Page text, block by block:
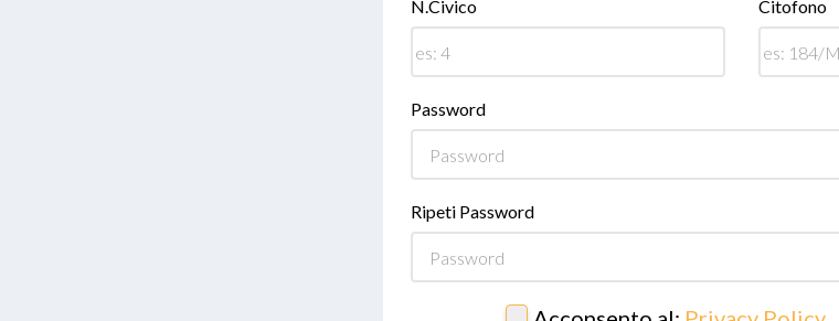
N.Civico Citofono
Password
Ripeti Password